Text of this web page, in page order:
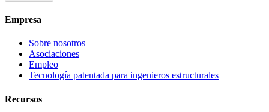
Empresa
Sobre nosotros
Asociaciones
Empleo
Tecnología patentada para ingenieros estructurales
Recursos